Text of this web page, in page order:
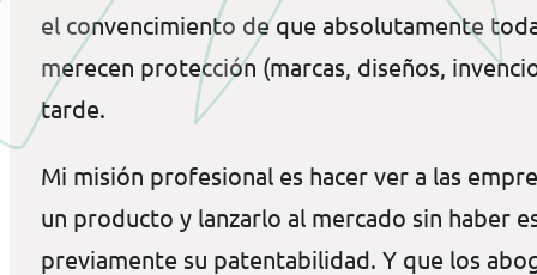
el convencimiento de que absolutamente
merecen protección (marcas, diseños,
tarde.
Mi misión profesional es hacer ver a las
un producto y lanzarlo al mercado sin haber
previamente su patentabilidad. Y que los